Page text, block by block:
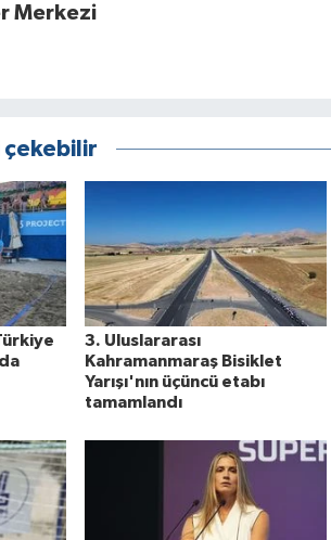
Merkezi
çekebilir
3. Uluslararası
Kahramanmaraş Bisiklet
Yarışı'nın üçüncü etabı
tamamlandı